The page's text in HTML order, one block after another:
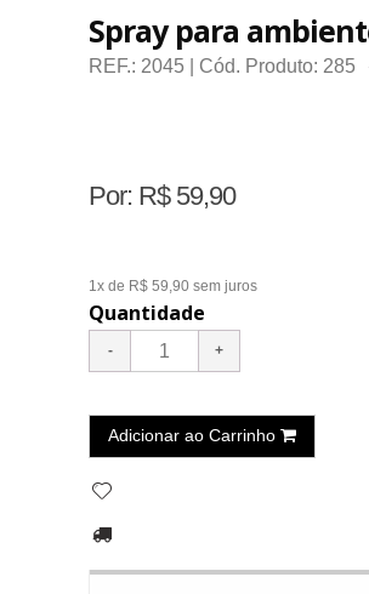
Spray para
REF.: 2045 | Cód. Produto: 285
Por: R$ 59,90
1x de R$ 59,90 sem juros
Quantidade
Adicionar ao Carrinho